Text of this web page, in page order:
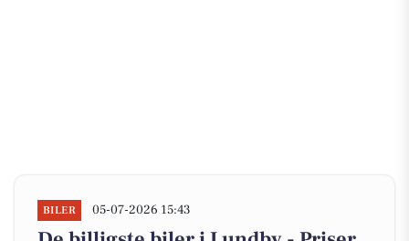
BILER 05-07-2026 15:43